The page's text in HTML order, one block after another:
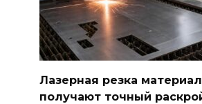
Лазерная резка
получают точный